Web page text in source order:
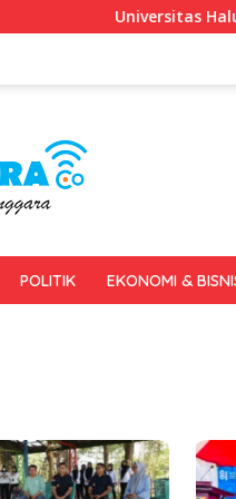
Universitas Halu Oleo
POLITIK EKONOMI &